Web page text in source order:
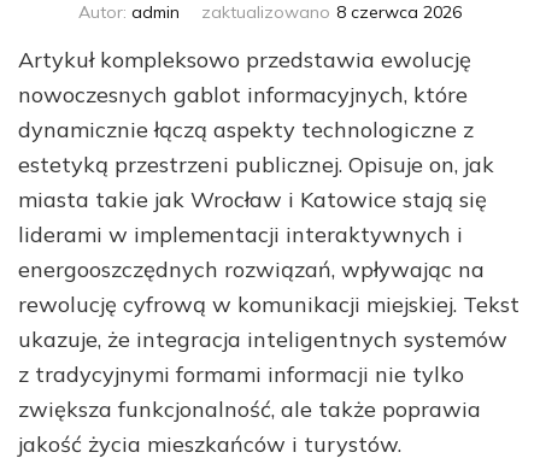
Autor: admin zaktualizowano 8 czerwca 2026
Artykuł kompleksowo przedstawia ewolucję
nowoczesnych gablot informacyjnych, które
dynamicznie łączą aspekty technologiczne z
estetyką przestrzeni publicznej. Opisuje on, jak
miasta takie jak Wrocław i Katowice stają się
liderami w implementacji interaktywnych i
energooszczędnych rozwiązań, wpływając na
rewolucję cyfrową w komunikacji miejskiej. Tekst
ukazuje, że integracja inteligentnych systemów
z tradycyjnymi formami informacji nie tylko
zwiększa funkcjonalność, ale także poprawia
jakość życia mieszkańców i turystów.